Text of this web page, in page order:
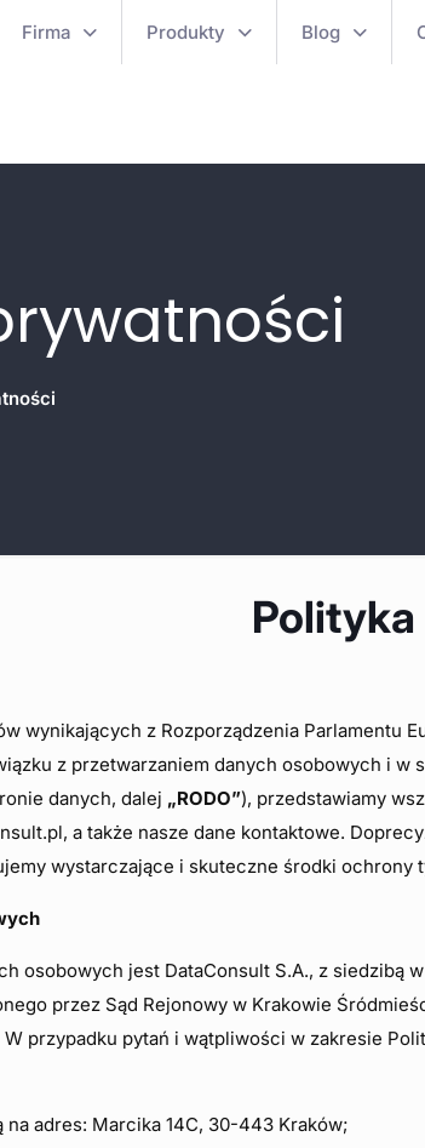
Firma Produkty Blog
wynikających z Rozporządzenia Parlamentu
z przetwarzaniem danych osobowych i
danych, dalej „RODO”), przedstawiamy
a także nasze dane kontaktowe.
wystarczające i skuteczne środki ochrony
osobowych jest DataConsult S.A., z
przez Sąd Rejonowy w Krakowie
W przypadku pytań i wątpliwości w zakresie
na adres: Marcika 14C, 30-443 Kraków;